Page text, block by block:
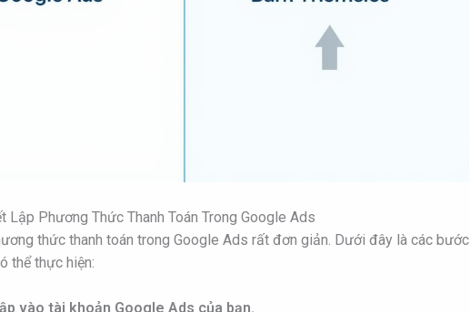
Lập Phương Thức Thanh Toán Trong Google Ads
thức thanh toán trong Google Ads rất đơn giản. Dưới đây là các bước
thể thực hiện:
vào tài khoản Google Ads của bạn.